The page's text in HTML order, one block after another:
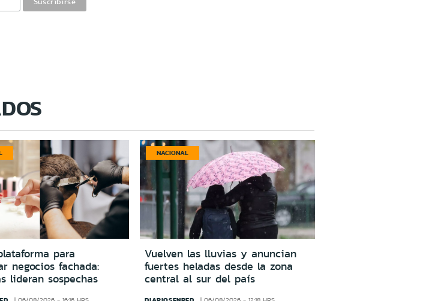
para
negocios fachada:
lideran sospechas
NACIONAL
Vuelven las lluvias y anuncian
fuertes heladas desde la zona
central al sur del país